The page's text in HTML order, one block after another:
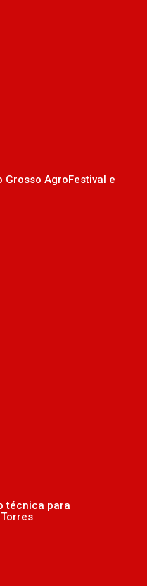
AgroFestival e
técnica para